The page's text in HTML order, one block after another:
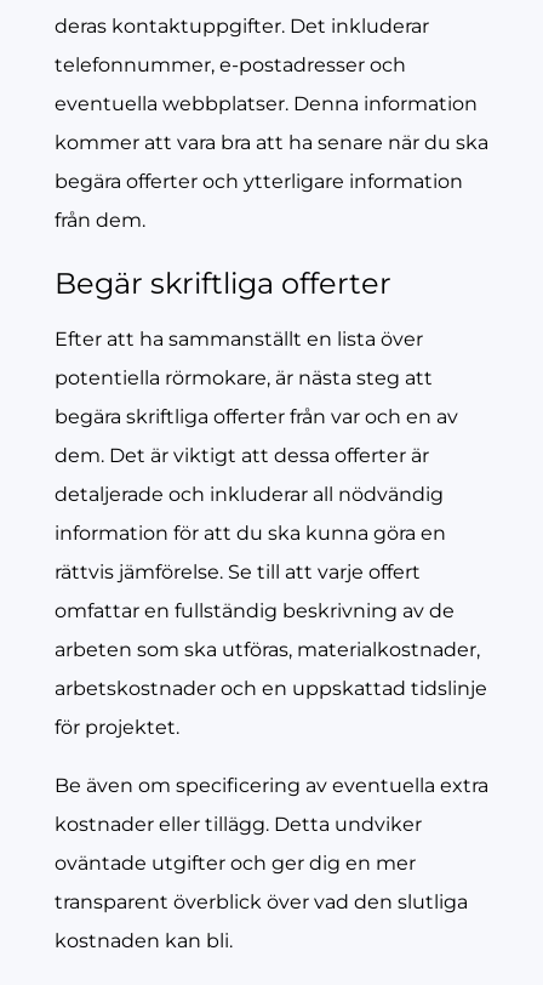
deras kontaktuppgifter. Det inkluderar
telefonnummer, e-postadresser och
eventuella webbplatser. Denna information
kommer att vara bra att ha senare när du ska
begära offerter och ytterligare information
från dem.
Begär skriftliga offerter
Efter att ha sammanställt en lista över
potentiella rörmokare, är nästa steg att
begära skriftliga offerter från var och en av
dem. Det är viktigt att dessa offerter är
detaljerade och inkluderar all nödvändig
information för att du ska kunna göra en
rättvis jämförelse. Se till att varje offert
omfattar en fullständig beskrivning av de
arbeten som ska utföras, materialkostnader,
arbetskostnader och en uppskattad tidslinje
för projektet.
Be även om specificering av eventuella extra
kostnader eller tillägg. Detta undviker
oväntade utgifter och ger dig en mer
transparent överblick över vad den slutliga
kostnaden kan bli.